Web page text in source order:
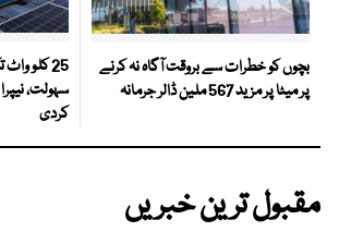
بچوں کو خطرات سے بروقت آگاہ نہ کرنے
پر میٹا پر مزید 567 ملین ڈالر جرمانہ
25 کلو
سہولت،
کردی
مقبول ترین خبریں